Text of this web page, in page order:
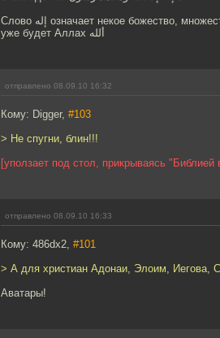
Слово إله означает некое божество, множеству которых поклонялись арабы до ислама, а "единый Бог" - это
уже будет Аллах ألله
отправлено 08.09.10 16:32
Кому: Digger, #103
> Не спугни, блин!!!
[уползает под стол, прикрываясь
отправлено 08.09.10 16:33
Кому: 486dx2, #101
> А для христиан Адонаи, Элоим, Иегова,
Аватары!